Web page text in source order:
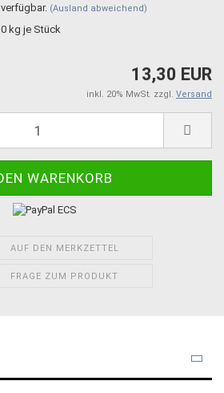
verfügbar. (Ausland abweichend)
0 kg je Stück
13,30 EUR
inkl. 20% MwSt. zzgl. Versand
AUF DEN MERKZETTEL
FRAGE ZUM PRODUKT